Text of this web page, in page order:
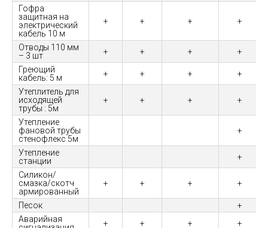
Гофра
защитная на
электрический
кабель 10 м
+ + + +
Отводы 110 мм
– 3 шт
+ + +
+
Греющий
кабель: 5 м
+ + +
+
Утеплитель для
исходящей
трубы : 5м
+ + + +
Утепление
фановой трубы
стенофлекс 5м
+
Утепление
станции
+
Силикон/
смазка/скотч
армированный
+ + + +
Песок
+
Аварийная
+ + + +